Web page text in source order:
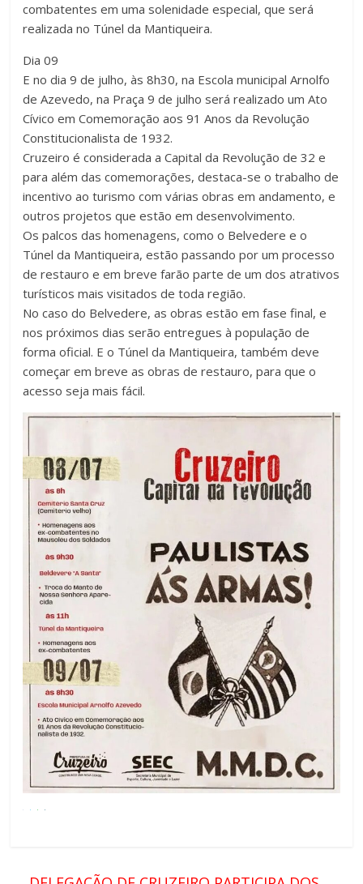
combatentes em uma solenidade especial, que será
realizada no Túnel da Mantiqueira.
Dia 09
E no dia 9 de julho, às 8h30, na Escola municipal Arnolfo
de Azevedo, na Praça 9 de julho será realizado um Ato
Cívico em Comemoração aos 91 Anos da Revolução
Constitucionalista de 1932.
Cruzeiro é considerada a Capital da Revolução de 32 e
para além das comemorações, destaca-se o trabalho de
incentivo ao turismo com várias obras em andamento, e
outros projetos que estão em desenvolvimento.
Os palcos das homenagens, como o Belvedere e o
Túnel da Mantiqueira, estão passando por um processo
de restauro e em breve farão parte de um dos atrativos
turísticos mais visitados de toda região.
No caso do Belvedere, as obras estão em fase final, e
nos próximos dias serão entregues à população de
forma oficial. E o Túnel da Mantiqueira, também deve
começar em breve as obras de restauro, para que o
acesso seja mais fácil.